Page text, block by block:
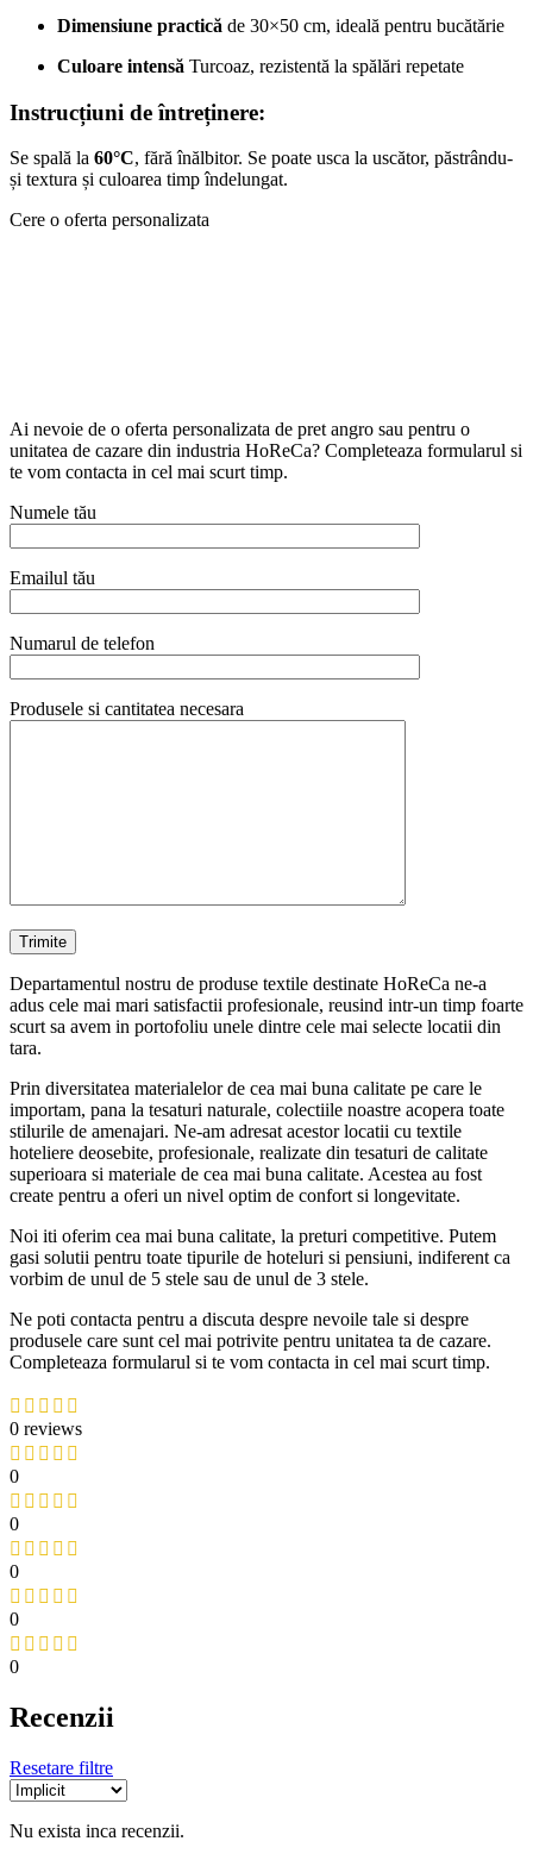
Dimensiune practică de 30×50 cm, ideală pentru bucătărie
Culoare intensă Turcoaz, rezistentă la spălări repetate
Instrucțiuni de întreținere:
Se spală la 60°C, fără înălbitor. Se poate usca la uscător, păstrându-
și textura și culoarea timp îndelungat.
Cere o oferta personalizata
Ai nevoie de o oferta personalizata de pret angro sau pentru o
unitatea de cazare din industria HoReCa? Completeaza formularul si
te vom contacta in cel mai scurt timp.
Numele tău
Emailul tău
Numarul de telefon
Produsele si cantitatea necesara
Departamentul nostru de produse textile destinate HoReCa ne-a
adus cele mai mari satisfactii profesionale, reusind intr-un timp foarte
scurt sa avem in portofoliu unele dintre cele mai selecte locatii din
tara.
Prin diversitatea materialelor de cea mai buna calitate pe care le
importam, pana la tesaturi naturale, colectiile noastre acopera toate
stilurile de amenajari. Ne-am adresat acestor locatii cu textile
hoteliere deosebite, profesionale, realizate din tesaturi de calitate
superioara si materiale de cea mai buna calitate. Acestea au fost
create pentru a oferi un nivel optim de confort si longevitate.
Noi iti oferim cea mai buna calitate, la preturi competitive. Putem
gasi solutii pentru toate tipurile de hoteluri si pensiuni, indiferent ca
vorbim de unul de 5 stele sau de unul de 3 stele.
Ne poti contacta pentru a discuta despre nevoile tale si despre
produsele care sunt cel mai potrivite pentru unitatea ta de cazare.
Completeaza formularul si te vom contacta in cel mai scurt timp.
0 reviews
0
0
0
0
0
Recenzii
Resetare filtre
Nu exista inca recenzii.